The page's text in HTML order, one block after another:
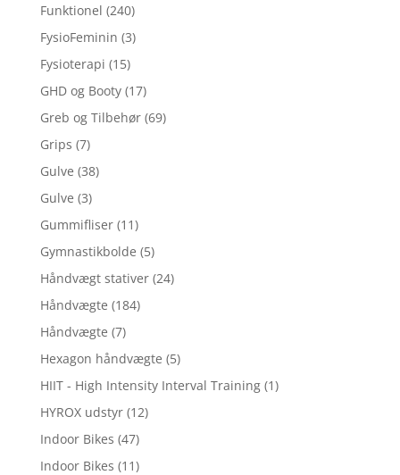
Funktionel (240)
FysioFeminin (3)
Fysioterapi (15)
GHD og Booty (17)
Greb og Tilbehør (69)
Grips (7)
Gulve (38)
Gulve (3)
Gummifliser (11)
Gymnastikbolde (5)
Håndvægt stativer (24)
Håndvægte (184)
Håndvægte (7)
Hexagon håndvægte (5)
HIIT - High Intensity Interval Training (1)
HYROX udstyr (12)
Indoor Bikes (47)
Indoor Bikes (11)